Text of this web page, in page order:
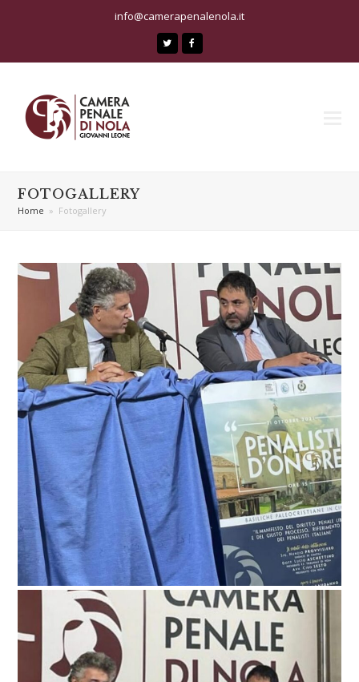
info@camerapenalenola.it
Twitter
FOTOGALLERY
Home » Fotogallery